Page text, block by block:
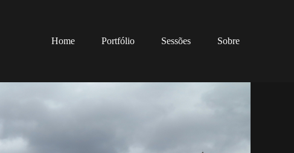
Home Portfólio Sessões Sobre